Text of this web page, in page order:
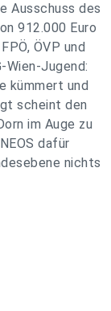
Ausschuss des
912.000 Euro
ÖVP und
Wien-Jugend:
kümmert und
scheint den
im Auge zu
dafür
nichts